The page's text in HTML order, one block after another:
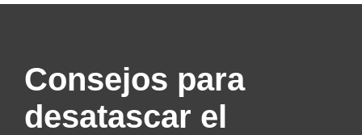
Consejos para
desatascar el